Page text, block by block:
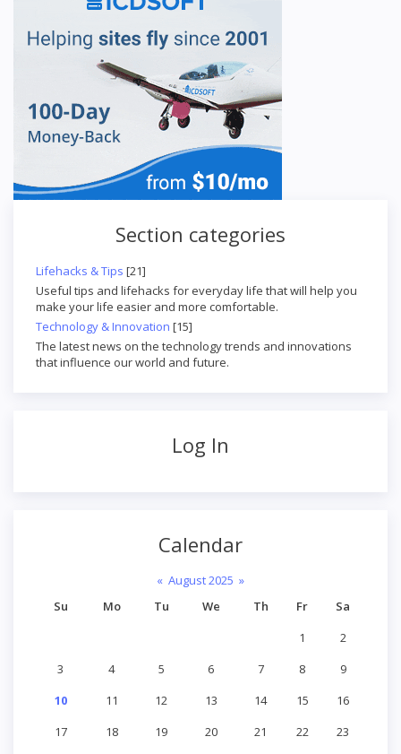
Section categories
Lifehacks & Tips [21]
Useful tips and lifehacks for everyday life that will help you
make your life easier and more comfortable.
Technology & Innovation [15]
The latest news on the technology trends and innovations
that influence our world and future.
Log In
Calendar
« August 2025 »
Su
Mo Tu We Th Fr
Sa
1
2
3
4 5 6 7 8
9
10
11 12 13 14 15
16
17
18 19 20 21 22
23